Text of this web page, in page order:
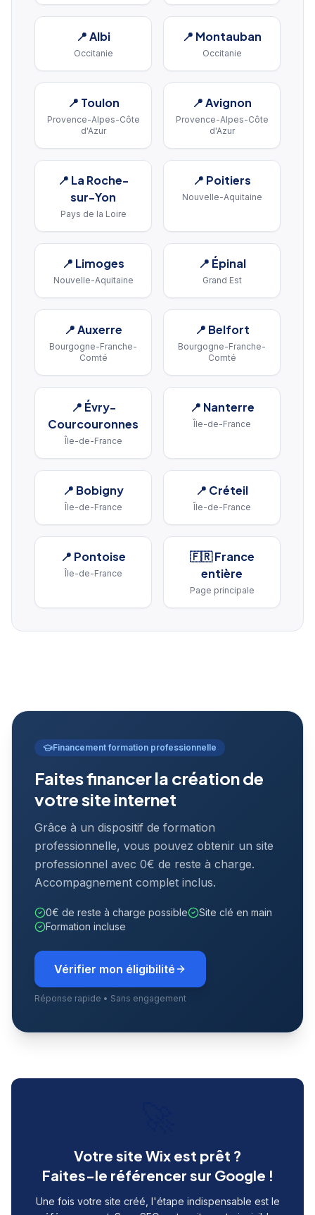
📍Albi
Occitanie
📍 Montauban
Occitanie
📍 Toulon
Provence-Alpes-Côte
d'Azur
📍Avignon
Provence-Alpes-Côte
d'Azur
📍 La Roche-
sur-Yon
Pays de la Loire
📍 Poitiers
Nouvelle-Aquitaine
📍 Limoges
Nouvelle-Aquitaine
📍 Épinal
Grand Est
📍Auxerre
Bourgogne-Franche-
Comté
📍 Belfort
Bourgogne-Franche-
Comté
📍 Évry-
Courcouronnes
Île-de-France
📍 Nanterre
Île-de-France
📍 Bobigny
Île-de-France
📍 Créteil
Île-de-France
📍 Pontoise
Île-de-France
🇫🇷 France
entière
Page principale
Financement formation professionnelle
Faites financer la création de
votre site internet
Grâce à un dispositif de formation
professionnelle, vous pouvez obtenir un site
professionnel avec 0€ de reste à charge.
Accompagnement complet inclus.
0€ de reste à charge possible
Site clé en main
Formation incluse
Vérifier mon éligibilité
Réponse rapide • Sans engagement
Votre site Wix est prêt ?
Faites-le référencer sur Google !
Une fois votre site créé, l'étape indispensable est le